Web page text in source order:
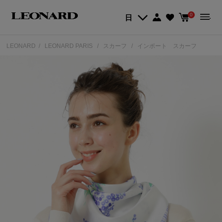
日 0
LEONARD LEONARD PARIS スカーフ インポート スカーフ